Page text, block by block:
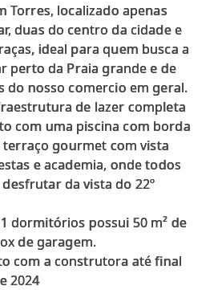
Torres, localizado apenas
duas do centro da cidade e
ideal para quem busca a
perto da Praia grande e de
do nosso comercio em geral.
de lazer completa
com uma piscina com borda
gourmet com vista
e academia, onde todos
da vista do 22º
dormitórios possui 50 m² de
de garagem.
com a construtora até final
2024